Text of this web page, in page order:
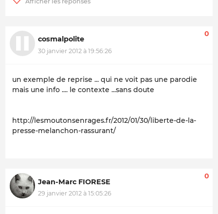
cosmalpolite
30 janvier 2012 à 19:56:26
0
un exemple de reprise ... qui ne voit pas une parodie
mais une info .... le contexte ...sans doute
http://lesmoutonsenrages.fr/2012/01/30/liberte-de-la-
presse-melanchon-rassurant/
Jean-Marc FIORESE
29 janvier 2012 à 15:05:26
0